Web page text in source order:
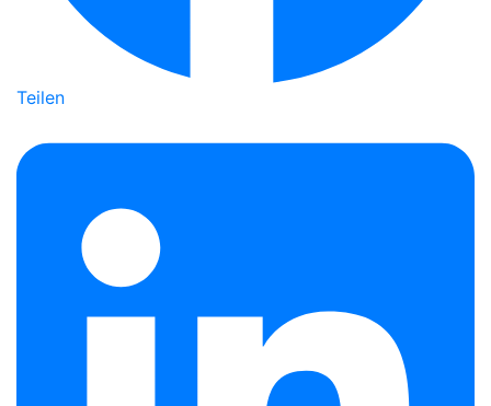
Teilen